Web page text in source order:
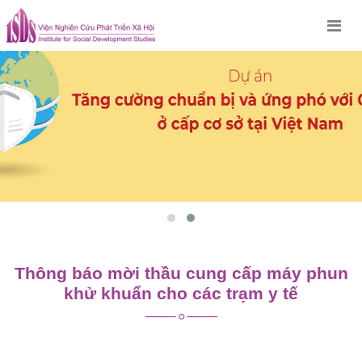
Skip
to
content
Thông báo mời thầu cung cấp máy phun
khử khuẩn cho các trạm y tế